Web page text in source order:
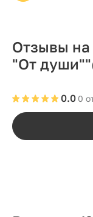
Отзывы на
"От души""
0
0.0